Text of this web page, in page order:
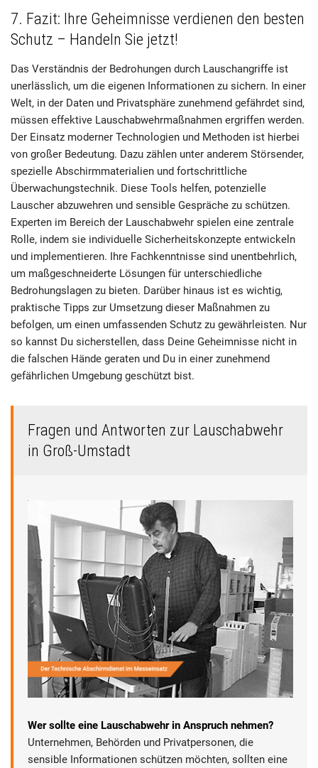
7. Fazit: Ihre Geheimnisse verdienen den besten
Schutz – Handeln Sie jetzt!
Das Verständnis der Bedrohungen durch Lauschangriffe ist
unerlässlich, um die eigenen Informationen zu sichern. In einer
Welt, in der Daten und Privatsphäre zunehmend gefährdet sind,
müssen effektive Lauschabwehrmaßnahmen ergriffen werden.
Der Einsatz moderner Technologien und Methoden ist hierbei
von großer Bedeutung. Dazu zählen unter anderem Störsender,
spezielle Abschirmmaterialien und fortschrittliche
Überwachungstechnik. Diese Tools helfen, potenzielle
Lauscher abzuwehren und sensible Gespräche zu schützen.
Experten im Bereich der Lauschabwehr spielen eine zentrale
Rolle, indem sie individuelle Sicherheitskonzepte entwickeln
und implementieren. Ihre Fachkenntnisse sind unentbehrlich,
um maßgeschneiderte Lösungen für unterschiedliche
Bedrohungslagen zu bieten. Darüber hinaus ist es wichtig,
praktische Tipps zur Umsetzung dieser Maßnahmen zu
befolgen, um einen umfassenden Schutz zu gewährleisten. Nur
so kannst Du sicherstellen, dass Deine Geheimnisse nicht in
die falschen Hände geraten und Du in einer zunehmend
gefährlichen Umgebung geschützt bist.
Fragen und Antworten zur Lauschabwehr
in Groß-Umstadt
Wer sollte eine Lauschabwehr in Anspruch nehmen?
Unternehmen, Behörden und Privatpersonen, die
sensible Informationen schützen möchten, sollten eine